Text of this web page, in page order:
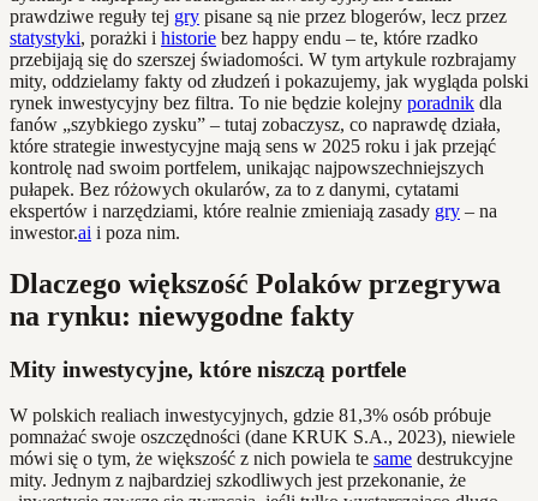
prawdziwe reguły tej gry pisane są nie przez blogerów, lecz przez
statystyki, porażki i historie bez happy endu – te, które rzadko
przebijają się do szerszej świadomości. W tym artykule rozbrajamy
mity, oddzielamy fakty od złudzeń i pokazujemy, jak wygląda polski
rynek inwestycyjny bez filtra. To nie będzie kolejny poradnik dla
fanów „szybkiego zysku” – tutaj zobaczysz, co naprawdę działa,
które strategie inwestycyjne mają sens w 2025 roku i jak przejąć
kontrolę nad swoim portfelem, unikając najpowszechniejszych
pułapek. Bez różowych okularów, za to z danymi, cytatami
ekspertów i narzędziami, które realnie zmieniają zasady gry – na
inwestor.ai i poza nim.
Dlaczego większość Polaków przegrywa
na rynku: niewygodne fakty
Mity inwestycyjne, które niszczą portfele
W polskich realiach inwestycyjnych, gdzie 81,3% osób próbuje
pomnażać swoje oszczędności (dane KRUK S.A., 2023), niewiele
mówi się o tym, że większość z nich powiela te same destrukcyjne
mity. Jednym z najbardziej szkodliwych jest przekonanie, że